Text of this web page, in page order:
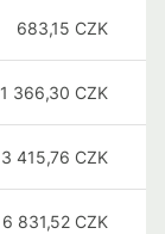
683,15 CZK
1 366,30 CZK
3 415,76 CZK
6 831,52 CZK